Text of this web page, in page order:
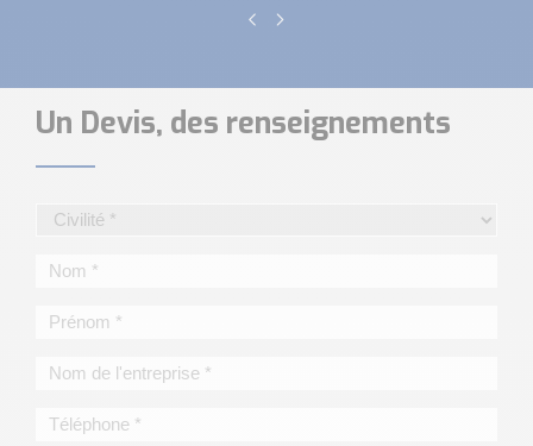
Un Devis, des renseignements